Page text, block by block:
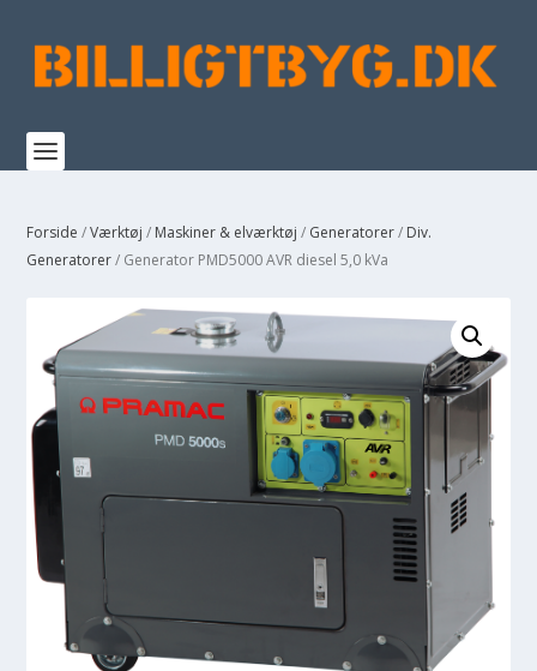
Forside /Værktøj / Maskiner & elværktøj / Generatorer/ Div.
Generatorer/ Generator PMD5000 AVR diesel 5,0 kVa